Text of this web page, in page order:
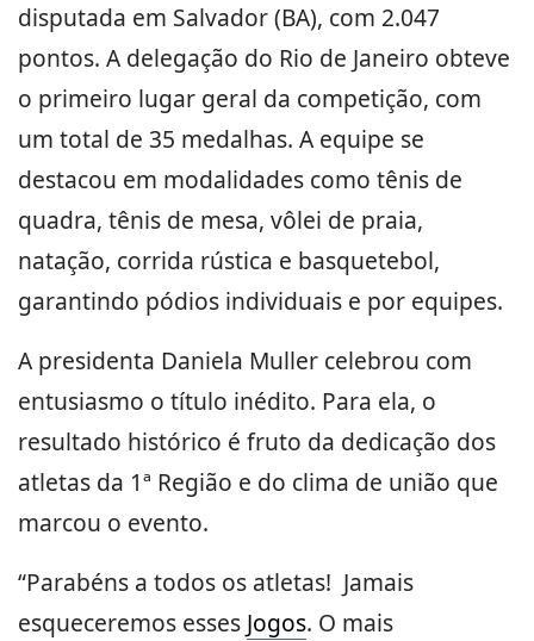
disputada em Salvador (BA), com 2.047
pontos. A delegação do Rio de Janeiro obteve
o primeiro lugar geral da competição, com
um total de 35 medalhas. A equipe se
destacou em modalidades como tênis de
quadra, tênis de mesa, vôlei de praia,
natação, corrida rústica e basquetebol,
garantindo pódios individuais e por equipes.
A presidenta Daniela Muller celebrou com
entusiasmo o título inédito. Para ela, o
resultado histórico é fruto da dedicação dos
atletas da 1ª Região e do clima de união que
marcou o evento.
“Parabéns a todos os atletas! Jamais
esqueceremos esses Jogos. O mais